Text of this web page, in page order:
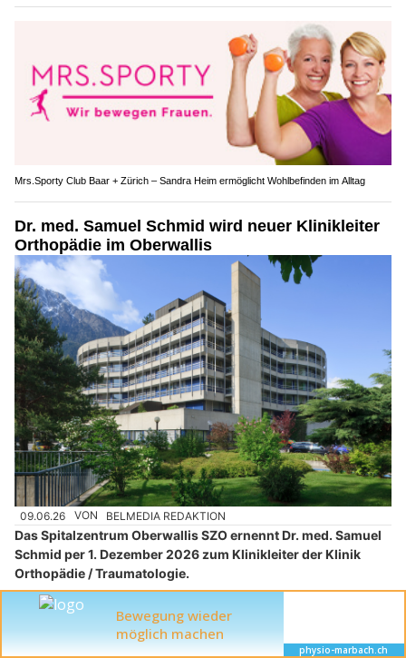
Mrs.Sporty Club Baar + Zürich – Sandra Heim ermöglicht Wohlbefinden im Alltag
Dr. med. Samuel Schmid wird neuer Klinikleiter
Orthopädie im Oberwallis
09.06.26 VON BELMEDIA REDAKTION
Das Spitalzentrum Oberwallis SZO ernennt Dr. med. Samuel
Schmid per 1. Dezember 2026 zum Klinikleiter der Klinik
Orthopädie / Traumatologie.
Mit seiner ausgewiesenen fachlichen Expertise und
langjährigen klinischen Erfahrung übernimmt er die
medizinische und strategische Leitung der orthopädischen